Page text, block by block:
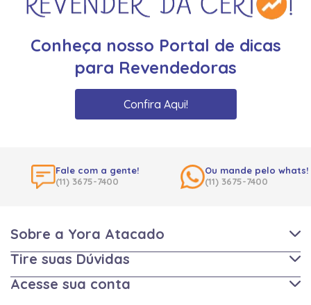
Conheça nosso Portal de dicas
para Revendedoras
Confira Aqui!
Fale com a gente!
(11) 3675-7400
Ou mande pelo whats!
(11) 3675-7400
Sobre a Yora Atacado
Tire suas Dúvidas
Acesse sua conta